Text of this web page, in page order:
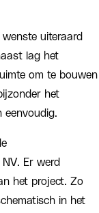
uiteraard
lag het
om te bouwen
het
eenvoudig.
Er werd
het project. Zo
in het